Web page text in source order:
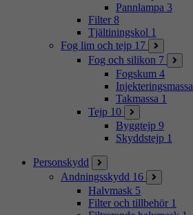
Pannlampa 3
Filter 8
Tjältiningskol 1
Fog lim och tejp 17
Fog och silikon 7
Fogskum 4
Injekteringsmassa
Takmassa 1
Tejp 10
Byggtejp 9
Skyddstejp 1
Personskydd
Andningsskydd 16
Halvmask 5
Filter och tillbehör 1